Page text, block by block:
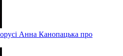
Анна Канопацька про